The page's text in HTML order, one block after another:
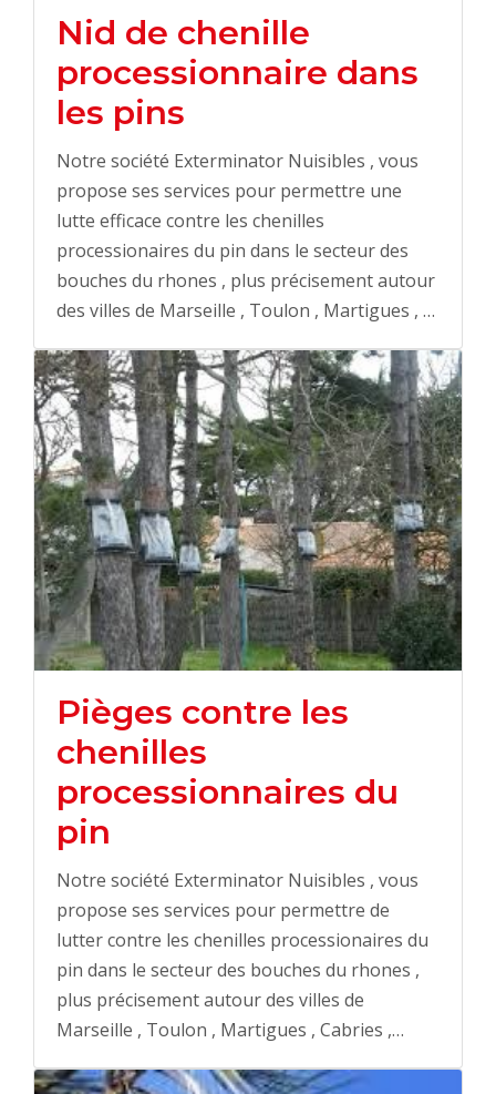
Nid de chenille
processionnaire dans
les pins
Notre société Exterminator Nuisibles , vous
propose ses services pour permettre une
lutte efficace contre les chenilles
processionaires du pin dans le secteur des
bouches du rhones , plus précisement autour
des villes de Marseille , Toulon , Martigues , …
Pièges contre les
chenilles
processionnaires du
pin
Notre société Exterminator Nuisibles , vous
propose ses services pour permettre de
lutter contre les chenilles processionaires du
pin dans le secteur des bouches du rhones ,
plus précisement autour des villes de
Marseille , Toulon , Martigues , Cabries ,…